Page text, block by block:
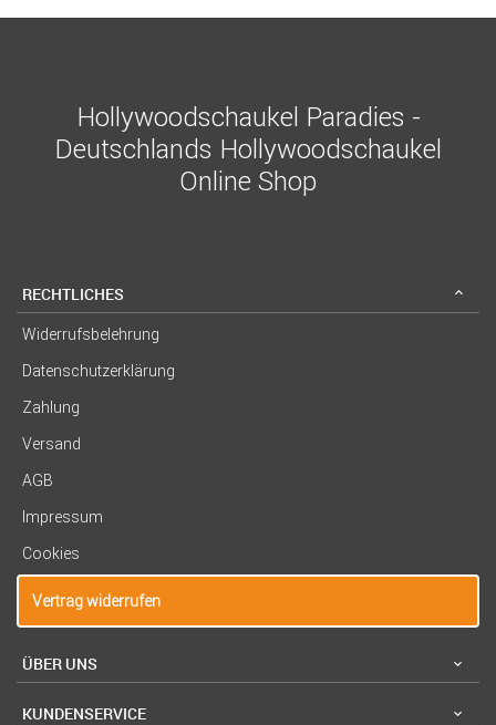
Hollywoodschaukel Paradies -
Deutschlands Hollywoodschaukel
Online Shop
RECHTLICHES
Widerrufsbelehrung
Datenschutzerklärung
Zahlung
Versand
AGB
Impressum
Cookies
Vertrag widerrufen
ÜBER UNS
KUNDENSERVICE